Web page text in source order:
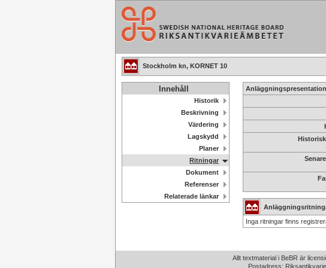
Stockholm kn, KORNET 10
Innehåll
Historik
Beskrivning
Värdering
Lagskydd
Planer
Ritningar
Dokument
Referenser
Relaterade länkar
Anläggningspresentation
Inga ritningar finns
Allt textmaterial i BeBR är
Postadress: